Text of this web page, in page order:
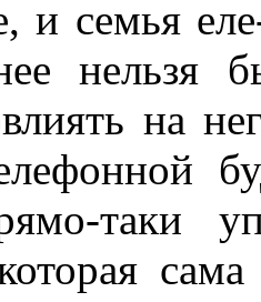
и семья
нельзя
на
таки